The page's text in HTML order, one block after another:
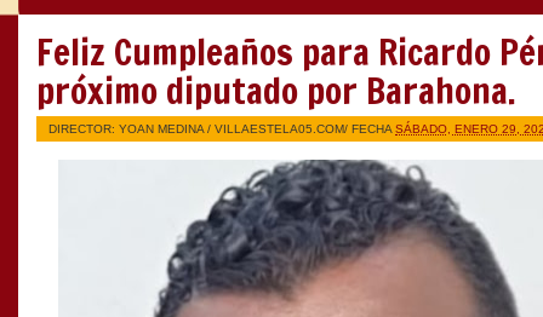
Feliz Cumpleaños para Ricardo
próximo diputado por Barahona.
DIRECTOR: YOAN MEDINA / VILLAESTELA05.COM/ FECHA SÁBADO, ENERO 29,